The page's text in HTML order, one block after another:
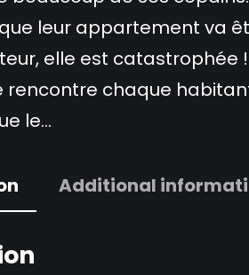
leur appartement va
elle est catastrophée
rencontre chaque
le…
Additional